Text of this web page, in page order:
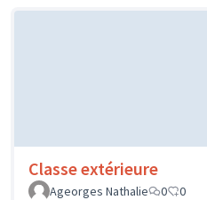
Classe extérieure
Ageorges Nathalie
0 0